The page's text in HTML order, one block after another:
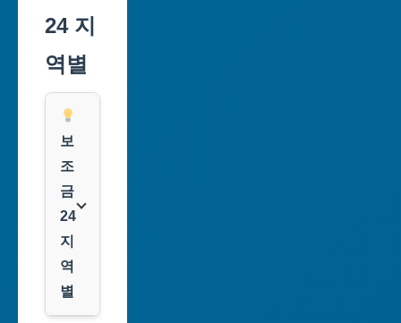
24 지
역별
보
조
금
24
지
역
별